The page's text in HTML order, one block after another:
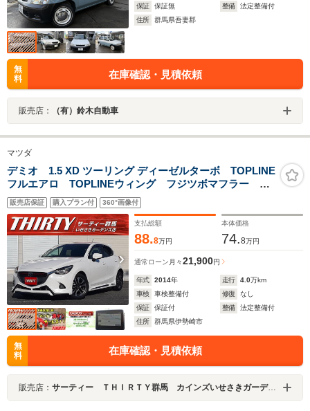
保証
保証無 整備
法定整備付
住所
群馬県吾妻郡
無
料
在庫確認・見積依頼
販売店： （有）鈴木自動車
マツダ
デミオ 1.5 XD ツーリング ディーゼルターボ TOPLINE
フルエアロ TOPLINEウィング フジツボマフラー フ
ルセグTV バックカメラ ETC パドルシフト クルー
ズコントロール LEDライト フォグ フルオートAC
販売店保証 購入プラン付 360°画像付
支払総額
88.8万円
本体価格
74.8万円
通常ローン 月々21,900円
年式 2014年 走行 4.0万km
車検
車検整備付 修復
なし
保証
保証付 整備
法定整備付
住所
群馬県伊勢崎市
無
料
在庫確認・見積依頼
販売店： サーティー ＴＨＩＲＴＹ群馬 カインズいせさきガーデンズ店